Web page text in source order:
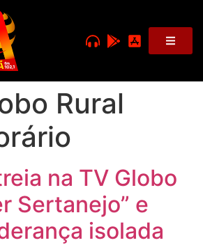
Rural
na TV Globo
Sertanejo” e
isolada